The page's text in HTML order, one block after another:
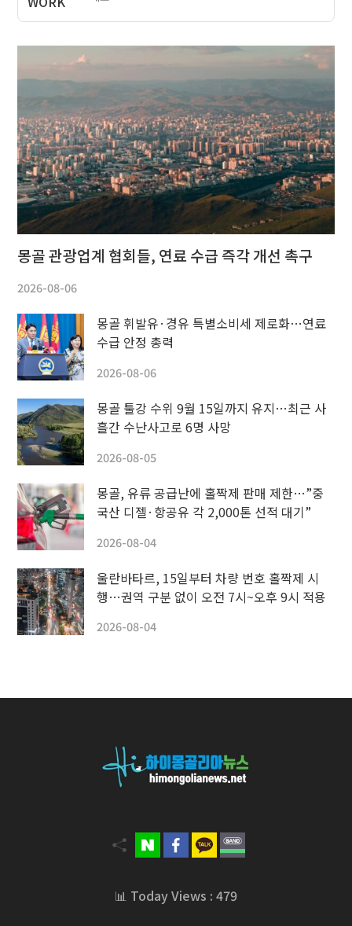
몽골 관광업계 협회들, 연료 수급 즉각 개선 촉구
2026-08-06
몽골 휘발유·경유 특별소비세 제로화…연료
수급 안정 총력
2026-08-06
몽골 툴강 수위 9월 15일까지 유지…최근 사
흘간 수난사고로 6명 사망
2026-08-05
몽골, 유류 공급난에 홀짝제 판매 제한…”중
국산 디젤·항공유 각 2,000톤 선적 대기”
2026-08-04
울란바타르, 15일부터 차량 번호 홀짝제 시
행…권역 구분 없이 오전 7시~오후 9시 적용
2026-08-04
📊 Today Views : 479